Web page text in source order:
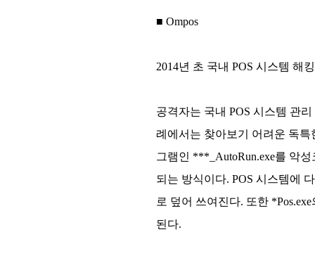
■ Ompos
2014년 초 국내 POS 시스템 해
공격자는 국내 POS 시스템 관
례에서는 찾아보기 어려운 독
그램인 ***_AutoRun.exe를 악
되는 방식이다. POS 시스템에
로 덮어 쓰여진다. 또한
된다.